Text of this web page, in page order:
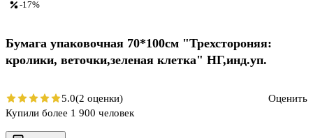
-17%
Бумага упаковочная 70*100см "Трехстороняя:
кролики, веточки,зеленая клетка" НГ,инд.уп.
5.0(2 оценки)
Оценить
Купили более 1 900 человек